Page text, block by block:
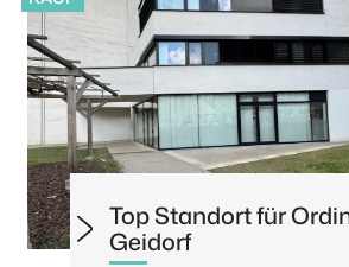
Top Standort für
Geidorf